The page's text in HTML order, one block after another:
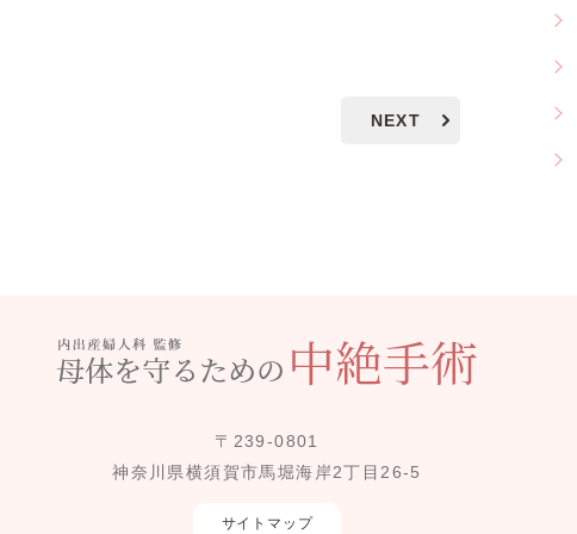
NEXT
〒239-0801
神奈川県横須賀市馬堀海岸2丁目26-5
サイトマップ